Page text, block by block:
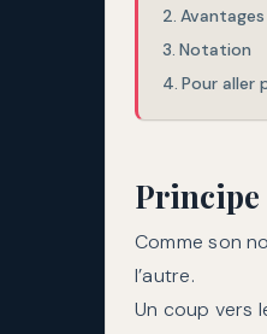
Avantages
Notation
Pour aller
Principe
Comme son
l’autre.
Un coup vers